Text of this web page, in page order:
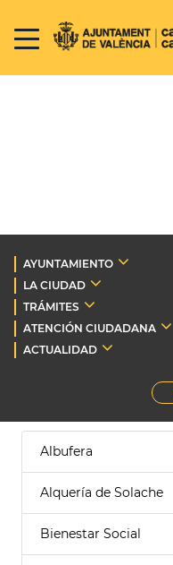
AYUNTAMIENTO
LA CIUDAD
TRÁMITES
ATENCIÓN CIUDADANA
ACTUALIDAD
Albufera
Alquería de Solache
Bienestar Social